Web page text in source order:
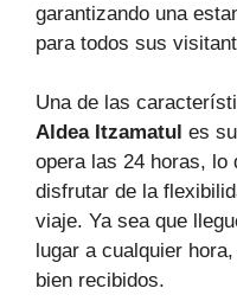
garantizando una
para todos sus
Una de las
Aldea Itzamatul es
opera las 24 horas, lo
disfrutar de la
viaje. Ya sea que
lugar a cualquier
bien recibidos.